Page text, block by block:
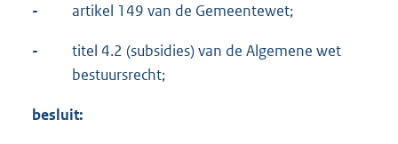
- artikel 149 van de Gemeentewet;
-
titel 4.2 (subsidies) van de Algemene wet
bestuursrecht;
besluit: